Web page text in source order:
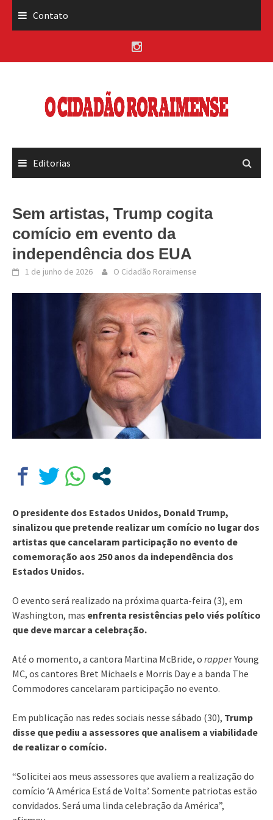
Contato
Editorias
Sem artistas, Trump cogita
comício em evento da
independência dos EUA
1 de junho de 2026 O Cidadão Roraimense
O presidente dos Estados Unidos, Donald Trump,
sinalizou que pretende realizar um comício no lugar dos
artistas que cancelaram participação no evento de
comemoração aos 250 anos da independência dos
Estados Unidos.
O evento será realizado na próxima quarta-feira (3), em
Washington, mas enfrenta resistências pelo viés político
que deve marcar a celebração.
Até o momento, a cantora Martina McBride, o rapper Young
MC, os cantores Bret Michaels e Morris Day e a banda The
Commodores cancelaram participação no evento.
Em publicação nas redes sociais nesse sábado (30), Trump
disse que pediu a assessores que analisem a viabilidade
de realizar o comício.
“Solicitei aos meus assessores que avaliem a realização do
comício ‘A América Está de Volta’. Somente patriotas estão
convidados. Será uma linda celebração da América”,